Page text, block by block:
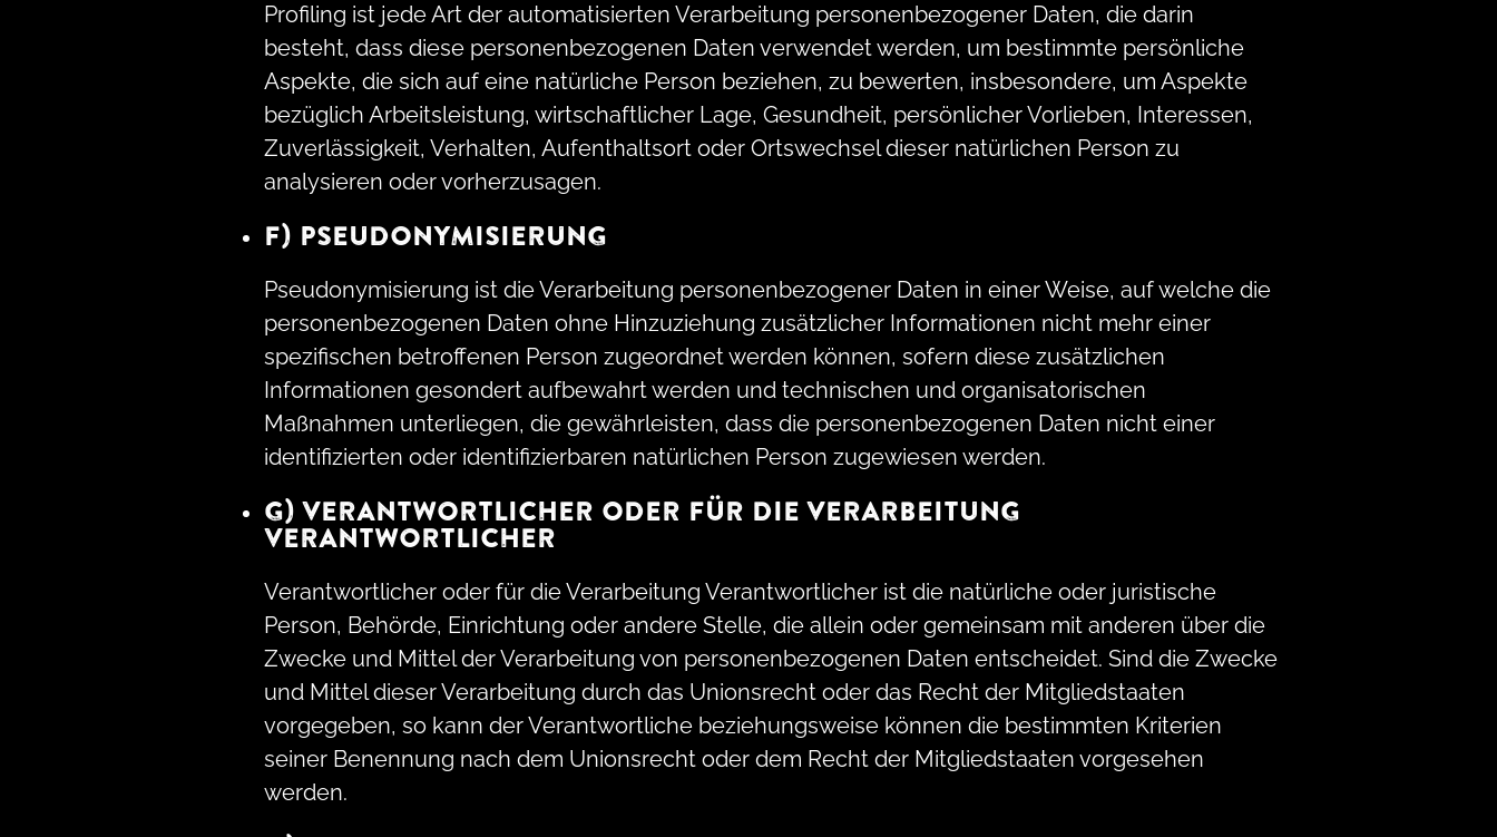
Profiling ist jede Art der automatisierten Verarbeitung personenbezogener Daten, die darin
besteht, dass diese personenbezogenen Daten verwendet werden, um bestimmte persönliche
Aspekte, die sich auf eine natürliche Person beziehen, zu bewerten, insbesondere, um Aspekte
bezüglich Arbeitsleistung, wirtschaftlicher Lage, Gesundheit, persönlicher Vorlieben, Interessen,
Zuverlässigkeit, Verhalten, Aufenthaltsort oder Ortswechsel dieser natürlichen Person zu
analysieren oder vorherzusagen.
F) PSEUDONYMISIERUNG
Pseudonymisierung ist die Verarbeitung personenbezogener Daten in einer Weise, auf welche die
personenbezogenen Daten ohne Hinzuziehung zusätzlicher Informationen nicht mehr einer
spezifischen betroffenen Person zugeordnet werden können, sofern diese zusätzlichen
Informationen gesondert aufbewahrt werden und technischen und organisatorischen
Maßnahmen unterliegen, die gewährleisten, dass die personenbezogenen Daten nicht einer
identifizierten oder identifizierbaren natürlichen Person zugewiesen werden.
G) VERANTWORTLICHER ODER FÜR DIE VERARBEITUNG
VERANTWORTLICHER
Verantwortlicher oder für die Verarbeitung Verantwortlicher ist die natürliche oder juristische
Person, Behörde, Einrichtung oder andere Stelle, die allein oder gemeinsam mit anderen über die
Zwecke und Mittel der Verarbeitung von personenbezogenen Daten entscheidet. Sind die Zwecke
und Mittel dieser Verarbeitung durch das Unionsrecht oder das Recht der Mitgliedstaaten
vorgegeben, so kann der Verantwortliche beziehungsweise können die bestimmten Kriterien
seiner Benennung nach dem Unionsrecht oder dem Recht der Mitgliedstaaten vorgesehen
werden.